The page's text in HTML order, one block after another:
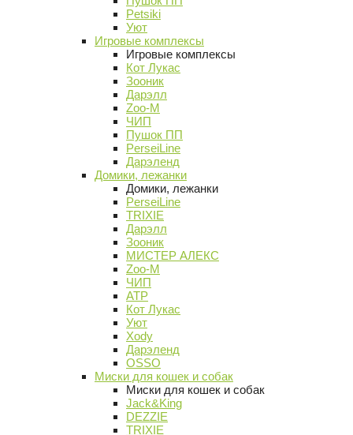
Petsiki
Уют
Игровые комплексы
Игровые комплексы
Кот Лукас
Зооник
Дарэлл
Zoo-M
ЧИП
Пушок ПП
PerseiLine
Дарэленд
Домики, лежанки
Домики, лежанки
PerseiLine
TRIXIE
Дарэлл
Зооник
МИСТЕР АЛЕКС
Zoo-M
ЧИП
АТР
Кот Лукас
Уют
Xody
Дарэленд
OSSO
Миски для кошек и собак
Миски для кошек и собак
Jack&King
DEZZIE
TRIXIE